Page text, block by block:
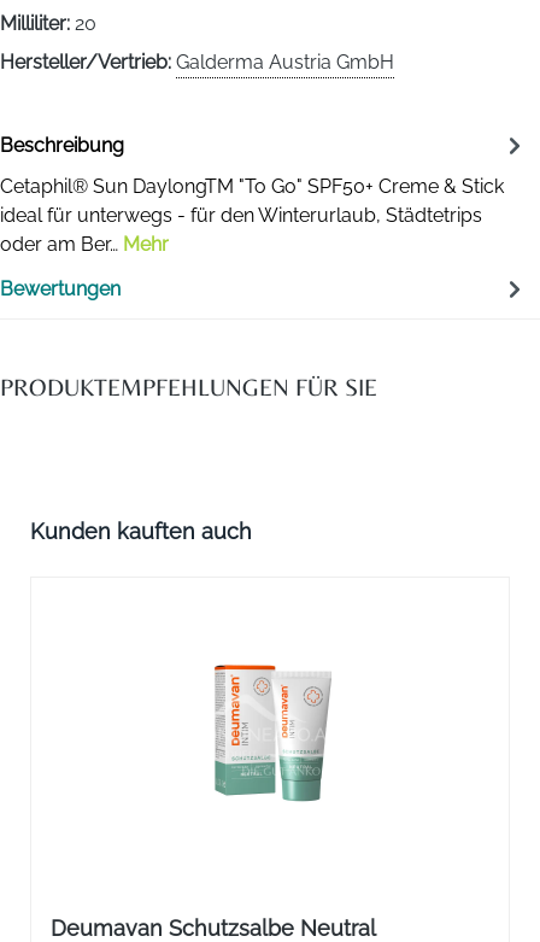
Milliliter: 20
Hersteller/Vertrieb: Galderma Austria GmbH
Beschreibung
Cetaphil® Sun DaylongTM "To Go" SPF50+ Creme & Stick
ideal für unterwegs - für den Winterurlaub, Städtetrips
oder am Ber… Mehr
Bewertungen
PRODUKTEMPFEHLUNGEN FÜR SIE
Produktgalerie überspringen
Kunden kauften auch
Deumavan Schutzsalbe Neutral